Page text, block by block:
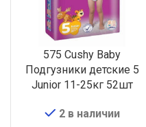
575 Cushy Baby
Подгузники детские 5
Junior 11-25кг 52шт
2 в наличии